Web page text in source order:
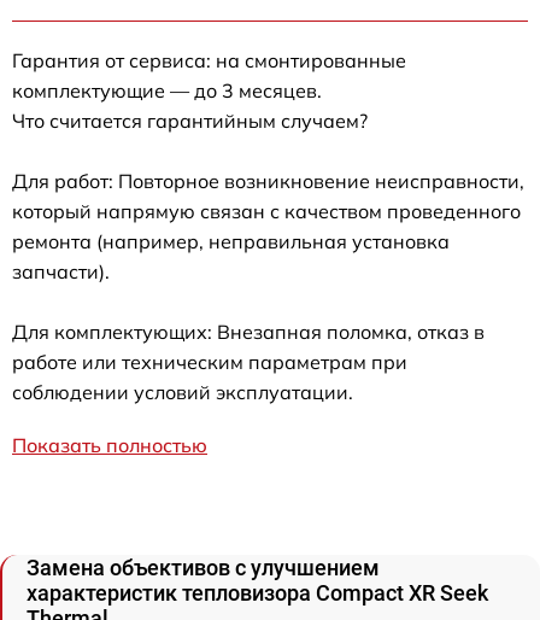
Гарантия от сервиса: на смонтированные
комплектующие — до 3 месяцев.
Что считается гарантийным случаем?
Для работ: Повторное возникновение неисправности,
который напрямую связан с качеством проведенного
ремонта (например, неправильная установка
запчасти).
Для комплектующих: Внезапная поломка, отказ в
работе или техническим параметрам при
соблюдении условий эксплуатации.
Показать полностью
Замена объективов с улучшением
характеристик тепловизора Compact XR Seek